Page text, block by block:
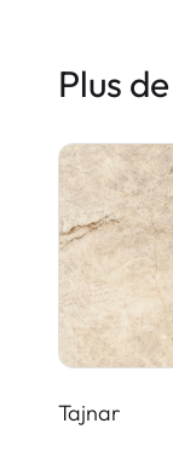
Plus
Tajnar